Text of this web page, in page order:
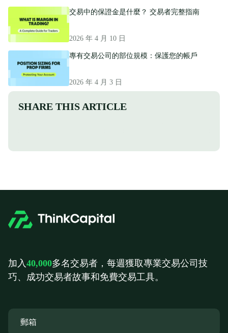
交易中的保證金是什麼？ 交易者完整指南
2026 年 4 月 10 日
專有交易公司的部位規模：保護您的帳戶
2026 年 4 月 3 日
SHARE THIS ARTICLE
加入40,000多名交易者，每週獲取專業交易公司技
巧、成功交易者故事和免費交易工具。